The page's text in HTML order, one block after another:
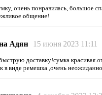
очень понравилась, большое
общение!
Адян 15 июня 2023 11:11
доставку!сумка
в виде ремешка ,очень